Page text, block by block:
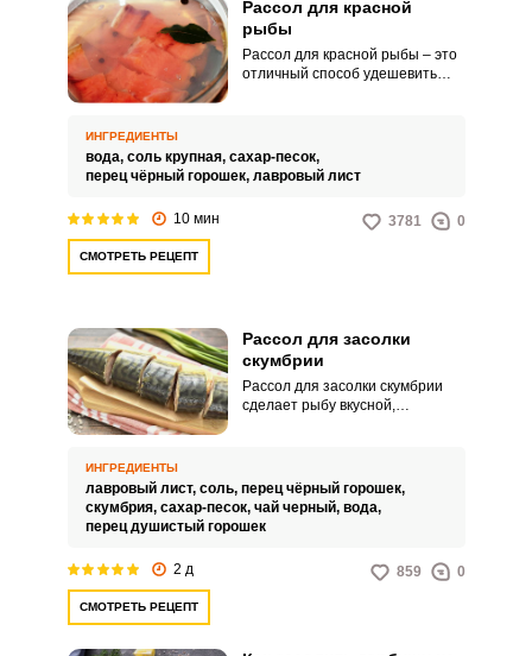
Рассол для красной
рыбы
Рассол для красной рыбы – это
отличный способ удешевить
кусачие, а на готовую продукцию
из нее тем более.
ИНГРЕДИЕНТЫ
вода, соль крупная, сахар-песок,
перец чёрный горошек, лавровый лист
10 мин 3781 0
СМОТРЕТЬ РЕЦЕПТ
Рассол для засолки
скумбрии
Рассол для засолки скумбрии
сделает рыбу вкусной,
закуска для праздничного стола.
ИНГРЕДИЕНТЫ
лавровый лист, соль, перец чёрный горошек,
скумбрия, сахар-песок, чай черный, вода,
перец душистый горошек
2 д 859 0
СМОТРЕТЬ РЕЦЕПТ